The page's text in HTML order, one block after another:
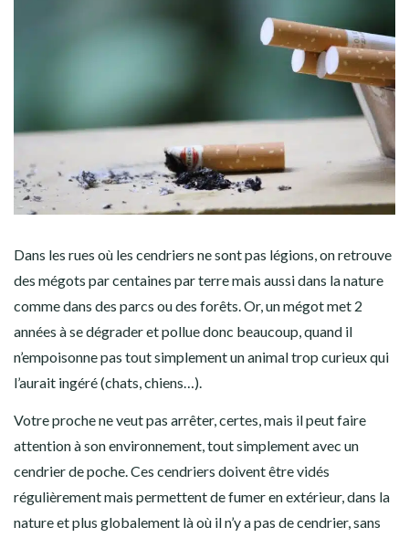
Dans les rues où les cendriers ne sont pas légions, on retrouve
des mégots par centaines par terre mais aussi dans la nature
comme dans des parcs ou des forêts. Or, un mégot met 2
années à se dégrader et pollue donc beaucoup, quand il
n’empoisonne pas tout simplement un animal trop curieux qui
l’aurait ingéré (chats, chiens…).
Votre proche ne veut pas arrêter, certes, mais il peut faire
attention à son environnement, tout simplement avec un
cendrier de poche. Ces cendriers doivent être vidés
régulièrement mais permettent de fumer en extérieur, dans la
nature et plus globalement là où il n’y a pas de cendrier, sans